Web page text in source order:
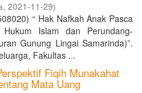
, 2021-11-29)
“ Hak Nafkah Anak Pasca
Islam dan Perundang-
Gunung Lingai Samarinda)”.
Fakultas ...
Fiqih Munakahat
Mata Uang